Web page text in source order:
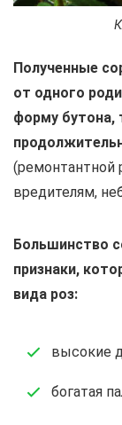
Полученные
от одного
форму бутона,
(ремонтантной
вредителям,
Большинство
признаки,
вида роз:
высокие
богатая